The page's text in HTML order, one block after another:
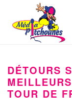
DÉTOURS
TOUR DE